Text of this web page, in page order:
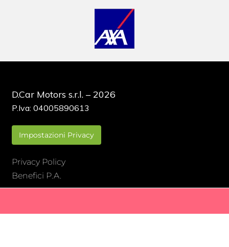
D.Car Motors s.r.l. – 2026
P.Iva: 04005890613
Impostazioni Privacy
Privacy Policy
Benefici P.A.